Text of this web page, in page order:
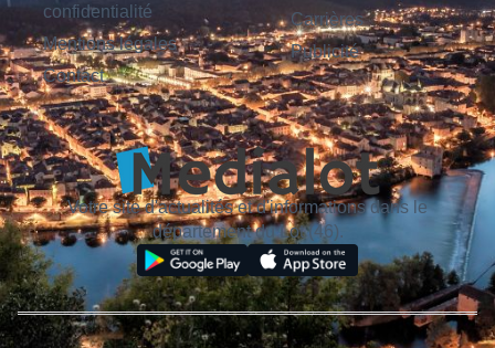
confidentialité
Mentions légales
Contact
Carrières
Publicité
Votre site d'actualités et d'informations dans le
département du Lot (46).